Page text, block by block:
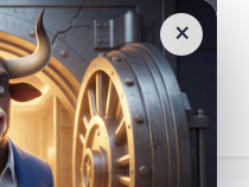
×